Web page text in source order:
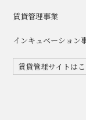
賃貸管理事業
インキュベーション
賃貸管理サイトは